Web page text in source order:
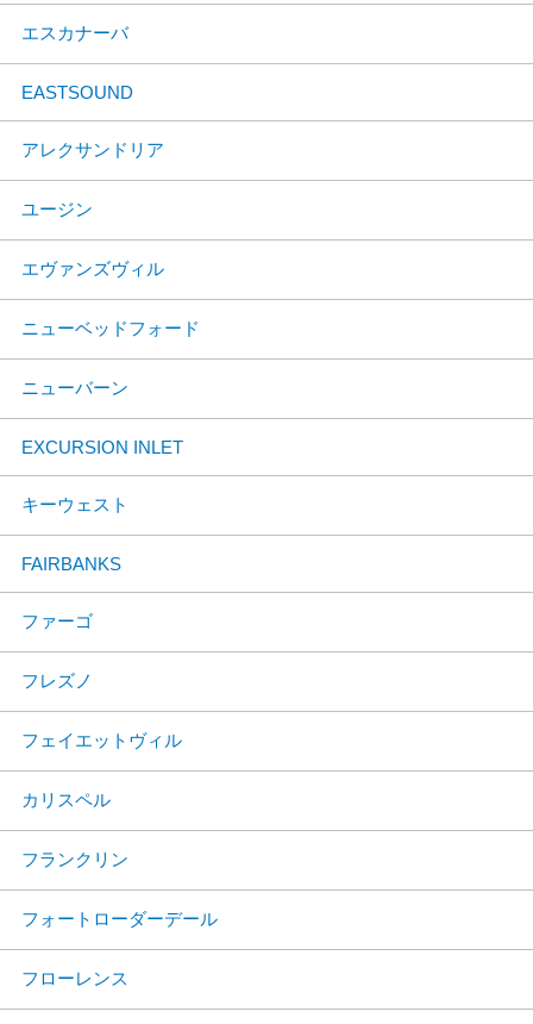
エスカナーバ
EASTSOUND
アレクサンドリア
ユージン
エヴァンズヴィル
ニューベッドフォード
ニューバーン
EXCURSION INLET
キーウェスト
FAIRBANKS
ファーゴ
フレズノ
フェイエットヴィル
カリスペル
フランクリン
フォートローダーデール
フローレンス